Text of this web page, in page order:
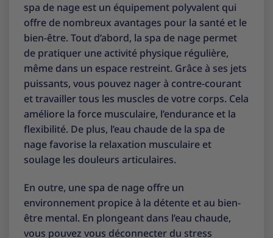
spa de nage est un équipement polyvalent qui
offre de nombreux avantages pour la santé et le
bien-être. Tout d’abord, la spa de nage permet
de pratiquer une activité physique régulière,
même dans un espace restreint. Grâce à ses jets
puissants, vous pouvez nager à contre-courant
et travailler tous les muscles de votre corps. Cela
améliore la force musculaire, l’endurance et la
flexibilité. De plus, l’eau chaude de la spa de
nage favorise la relaxation musculaire et
soulage les douleurs articulaires.
En outre, une spa de nage offre un
environnement propice à la détente et au bien-
être mental. En plongeant dans l’eau chaude,
vous pouvez vous déconnecter du stress